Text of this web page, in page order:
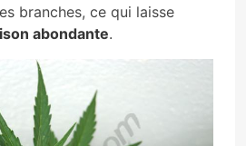
branches, ce qui laisse
abondante.